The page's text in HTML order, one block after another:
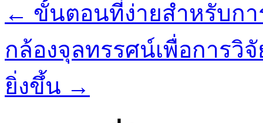
← ขั้นตอนที่ง่ายสำหรับกา
กล้องจุลทรรศน์เพื่อการวิ
ยิ่งขึ้น →